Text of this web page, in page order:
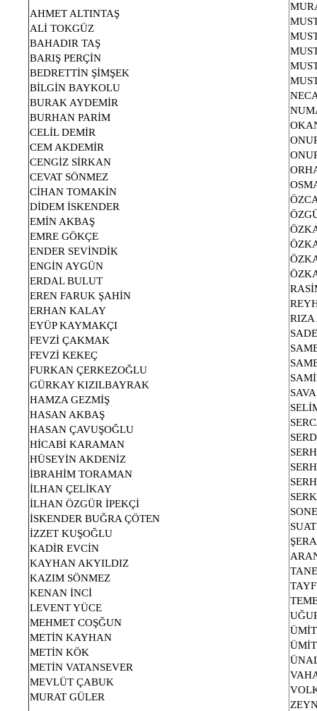
AHMET ALTINTAŞ
ALİ TOKGÜZ
BAHADIR TAŞ
BARIŞ PERÇİN
BEDRETTİN ŞİMŞEK
BİLGİN BAYKOLU
BURAK AYDEMİR
BURHAN PARİM
CELİL DEMİR
CEM AKDEMİR
CENGİZ SİRKAN
CEVAT SÖNMEZ
CİHAN TOMAKİN
DİDEM İSKENDER
EMİN AKBAŞ
EMRE GÖKÇE
ENDER SEVİNDİK
ENGİN AYGÜN
ERDAL BULUT
EREN FARUK ŞAHİN
ERHAN KALAY
EYÜP KAYMAKÇI
FEVZİ ÇAKMAK
FEVZİ KEKEÇ
FURKAN ÇERKEZOĞLU
GÜRKAY KIZILBAYRAK
HAMZA GEZMİŞ
HASAN AKBAŞ
HASAN ÇAVUŞOĞLU
HİCABİ KARAMAN
HÜSEYİN AKDENİZ
İBRAHİM TORAMAN
İLHAN ÇELİKAY
İLHAN ÖZGÜR İPEKÇİ
İSKENDER BUĞRA ÇÖTEN
İZZET KUŞOĞLU
KADİR EVCİN
KAYHAN AKYILDIZ
KAZIM SÖNMEZ
KENAN İNCİ
LEVENT YÜCE
MEHMET COŞĞUN
METİN KAYHAN
METİN KÖK
METİN VATANSEVER
MEVLÜT ÇABUK
MURAT GÜLER
RIZA